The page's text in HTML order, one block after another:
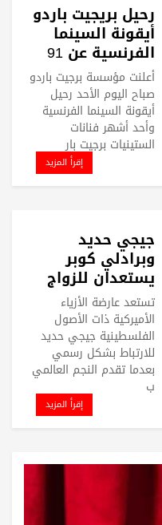
رحيل بريجيت باردو
أيقونة السينما
الفرنسية عن 91
عاما
أعلنت مؤسسة برجيت باردو
صباح اليوم الأحد رحيل
أيقونة السينما الفرنسية
وأحد أشهر فنانات
الستينيات برجيت بار
إقرأ المزيد
جيجي حديد
وبرادلي كوبر
يستعدان للزواج
في 2026
تستعد عارضة الأزياء
الأميركية ذات الأصول
الفلسطينية جيجي حديد
للارتباط بشكل رسمي
بعدما تقدم النجم العالمي
ب
إقرأ المزيد